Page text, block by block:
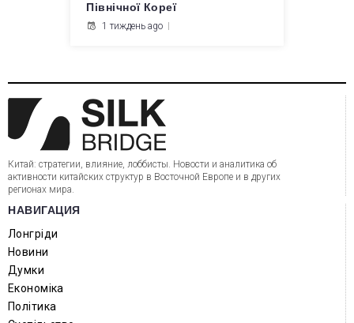
Північної Кореї
1 тиждень ago
Китай: стратегии, влияние, лоббисты. Новости и аналитика об
активности китайских структур в Восточной Европе и в других
регионах мира.
НАВИГАЦИЯ
Лонгріди
Новини
Думки
Економіка
Політика